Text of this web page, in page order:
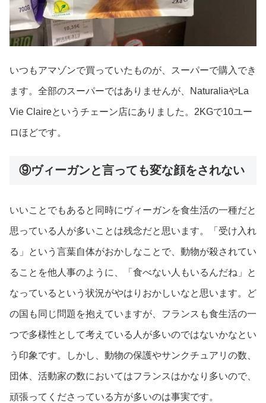
いつもアマゾンで買っていたものが、スーパーで購入でき
ます。全部のスーパーではありませんが、NaturaliaやLa
Vie Claireというチェーン店にありました。2KGで10ユー
ロほどです。
⑨ヴィーガンと言っても変な顔をされない
いいことでもあると同時にヴィーガンを食生活の一種だと
思っている人が多いことは残念だと思います。「受け入れ
る」という言葉自体がおかしなことで、動物が殺されてい
ることを他人事のように、「食べない人もいるんだね」と
なっているという状況がやはりおかしいなと思います。ど
の国も同じ問題を抱えていますが、フランスも食生活の一
つで多様性として考えている人が多いのではないかなとい
う印象です。しかし、動物の保護やサンクチュアリの数、
団体、活動家の数においてはフランスはかなり多いので、
頑張ってくださっている方が多いのは事実です。